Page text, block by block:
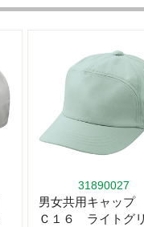
31890027
男女共用キャップ
Ｃ１６ ライトグ